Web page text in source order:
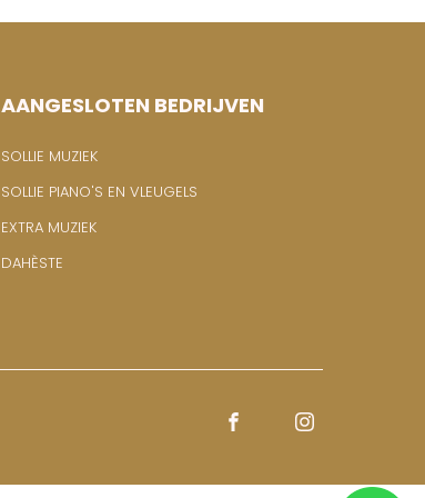
AANGESLOTEN BEDRIJVEN
SOLLIE MUZIEK
SOLLIE PIANO'S EN VLEUGELS
EXTRA MUZIEK
DAHÈSTE